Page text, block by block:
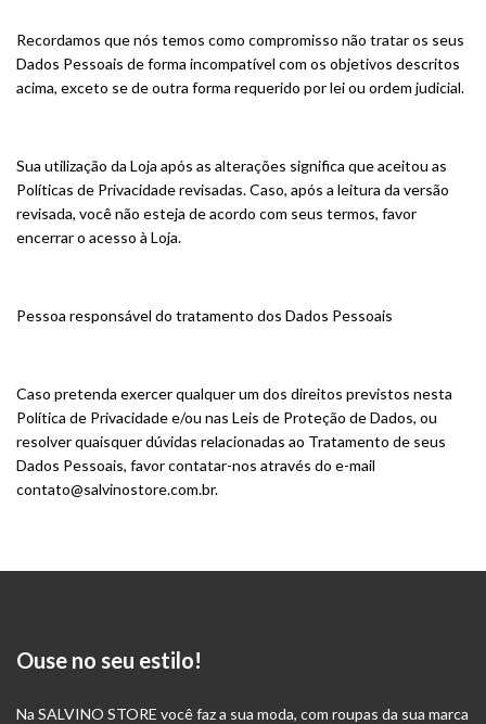
Recordamos que nós temos como compromisso não tratar os seus
Dados Pessoais de forma incompatível com os objetivos descritos
acima, exceto se de outra forma requerido por lei ou ordem judicial.
Sua utilização da Loja após as alterações significa que aceitou as
Políticas de Privacidade revisadas. Caso, após a leitura da versão
revisada, você não esteja de acordo com seus termos, favor
encerrar o acesso à Loja.
Pessoa responsável do tratamento dos Dados Pessoais
Caso pretenda exercer qualquer um dos direitos previstos nesta
Política de Privacidade e/ou nas Leis de Proteção de Dados, ou
resolver quaisquer dúvidas relacionadas ao Tratamento de seus
Dados Pessoais, favor contatar-nos através do e-mail
contato@salvinostore.com.br.
Ouse no seu estilo!
Na SALVINO STORE você faz a sua moda, com roupas da sua marca